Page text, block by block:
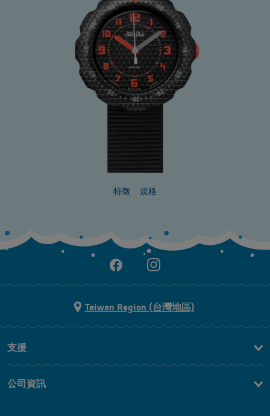
特徵 規格
Taiwan Region (台灣地區)
支援
常見問題解答
公司資訊